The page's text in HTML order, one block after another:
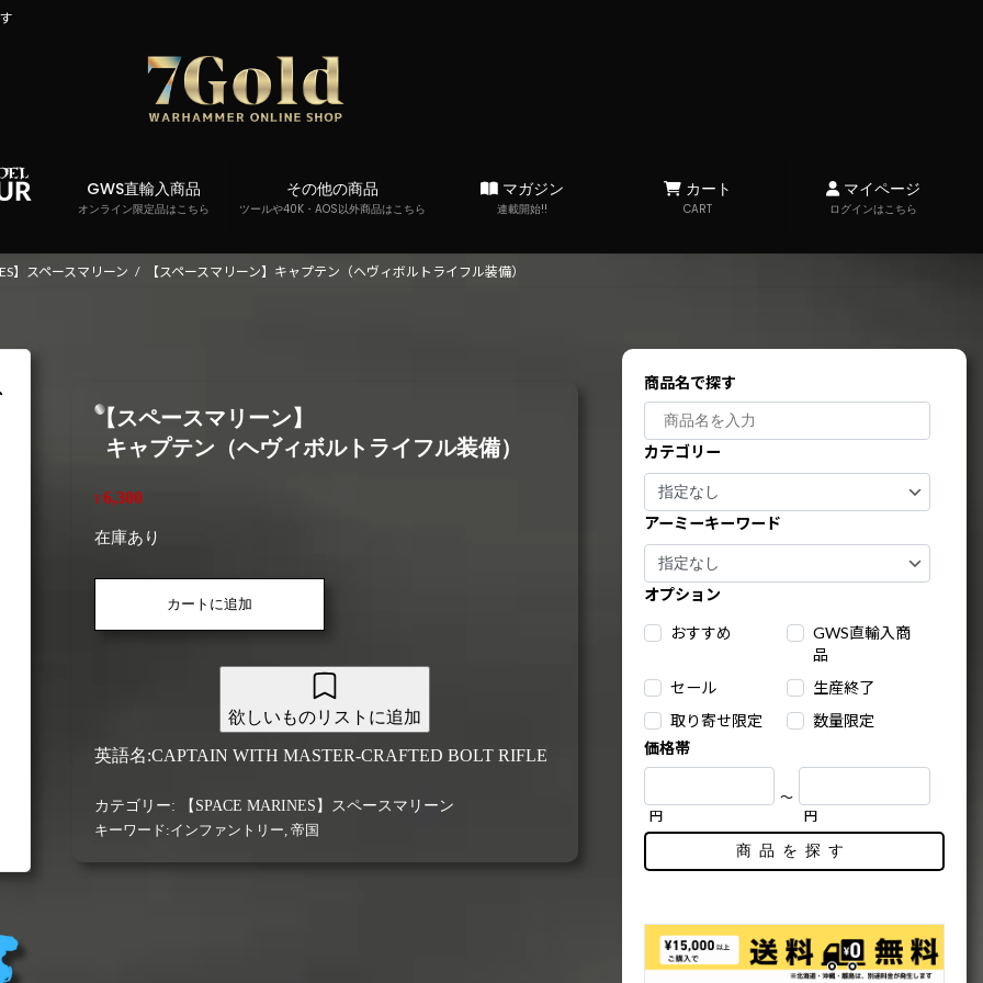
GWS直輸入商品
オンライン限定品はこちら
その他の商品
ツールや40K・AOS以外商品はこちら
マガジン
連載開始!!
カート
CART
マイページ
ログインはこちら
】スペースマリーン 【スペースマリーン】キャプテン（ヘヴィボルトライフル装備）
【スペースマリーン】
キャプテン（ヘヴィボルトライフル装備）
¥6,300
在庫あり
ー
ン】
プ
テ
ン
カートに追加
欲しいものリストに追加
英語名:CAPTAIN WITH MASTER-CRAFTED BOLT RIFLE
カテゴリー: 【SPACE MARINES】スペースマリーン
キーワード:インファントリー,帝国
商品名で探す
カテゴリー
アーミーキーワード
オプション
おすすめ
GWS直輸入商
品
セール
生産終了
取り寄せ限定
数量限定
価格帯
円
～
円
商品を探す